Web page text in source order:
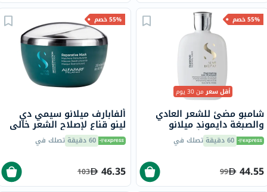
55% خصم
أقل سعرمن 30 يوم
شامبو مضئ للشعر العادي
والصبغة دايموند ميلانو
سيمي دي لينو ألفابارف
ميلانو، 250 مل60 دقيقة تصلك في
44.55
99
55% خصم
ألفابارف ميلانو سيمي دي
لينو قناع لإصلاح الشعر خالي
من الكبريتات، علاج احترافي
60 دقيقة تصلك في
46.35
103